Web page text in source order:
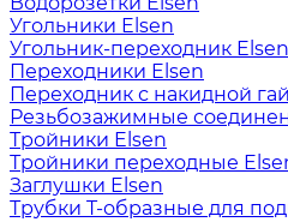
Угольники Elsen
Угольник-переходник Elsen
Переходники Elsen
Переходник с накидной
Резьбозажимные
Тройники Elsen
Тройники переходные
Заглушки Elsen
Трубки T-образные для